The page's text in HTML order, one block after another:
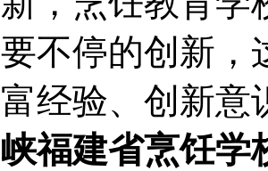
要不停的创新，
富经验、创新意
峡福建省烹饪学